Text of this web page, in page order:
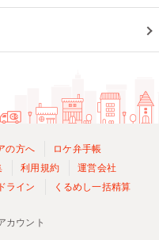
の方へ
ロケ弁手帳
利用規約
運営会社
ライン くるめし一括精算
カウント